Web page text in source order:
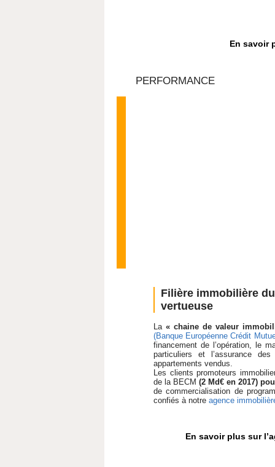
En savoir
PERFORMANCE
Filière immobilière
vertueuse
La« chaine de valeur
(Banque Européenne Crédit
financement de l’opération, le
particuliers et l’assurance
appartements vendus.
Les clients promoteurs
de la BECM (2 Md€ en 2017)
de commercialisation de
confiés à notre agence
En savoir plus sur